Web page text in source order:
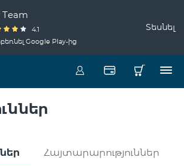
Team
4.1
Google Play-ից
Տեսնել
Հայտարարություններ